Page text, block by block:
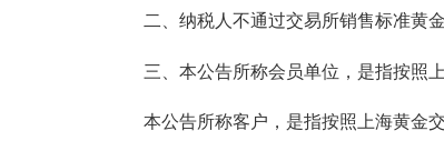
二、纳税人不通过交易所销售标准黄金
三、本公告所称会员单位，是指按照上
本公告所称客户，是指按照上海黄金交